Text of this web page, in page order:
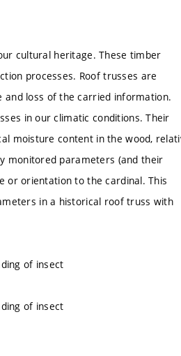
cultural heritage. These timber
processes. Roof trusses are
and loss of the carried information.
in our climatic conditions. Their
moisture content in the wood,
monitored parameters (and their
or orientation to the cardinal. This
in a historical roof truss with
of insect
of insect